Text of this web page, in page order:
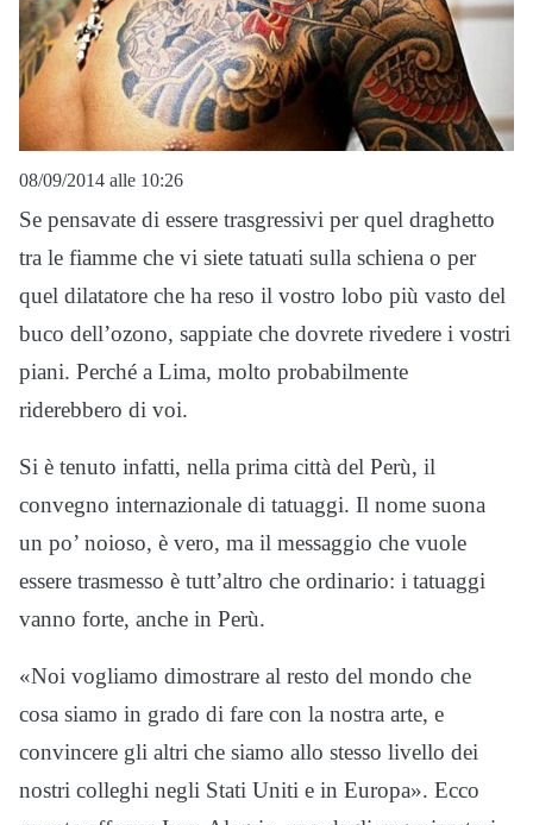
08/09/2014 alle 10:26
Se pensavate di essere trasgressivi per quel draghetto
tra le fiamme che vi siete tatuati sulla schiena o per
quel dilatatore che ha reso il vostro lobo più vasto del
buco dell’ozono, sappiate che dovrete rivedere i vostri
piani. Perché a Lima, molto probabilmente
riderebbero di voi.
Si è tenuto infatti, nella prima città del Perù, il
convegno internazionale di tatuaggi. Il nome suona
un po’ noioso, è vero, ma il messaggio che vuole
essere trasmesso è tutt’altro che ordinario: i tatuaggi
vanno forte, anche in Perù.
«Noi vogliamo dimostrare al resto del mondo che
cosa siamo in grado di fare con la nostra arte, e
convincere gli altri che siamo allo stesso livello dei
nostri colleghi negli Stati Uniti e in Europa». Ecco